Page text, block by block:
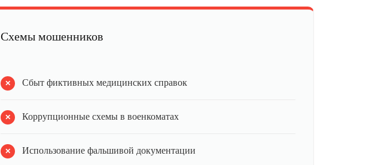
Схемы мошенников
Сбыт фиктивных медицинских справок
Коррупционные схемы в военкоматах
Использование фальшивой документации